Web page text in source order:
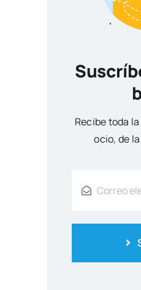
Reci­be toda
ocio, de